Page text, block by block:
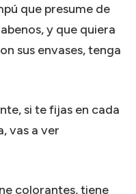
que presume de
y que quiera
sus envases, tenga
si te fijas en cada
vas a ver
colorantes, tiene